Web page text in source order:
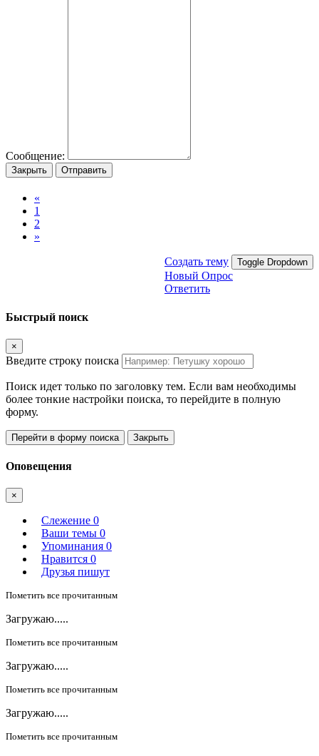
Сообщение:
Закрыть Отправить
«
1
2
»
Создать тему Toggle Dropdown
Новый Опрос
Ответить
Быстрый поиск
×
Введите строку поиска
Поиск идет только по заголовку тем. Если вам необходимы
более тонкие настройки поиска, то перейдите в полную
форму.
Перейти в форму поиска Закрыть
Оповещения
×
Слежение 0
Ваши темы 0
Упоминания 0
Нравится 0
Друзья пишут
Пометить все прочитанным
Загружаю.....
Пометить все прочитанным
Загружаю.....
Пометить все прочитанным
Загружаю.....
Пометить все прочитанным